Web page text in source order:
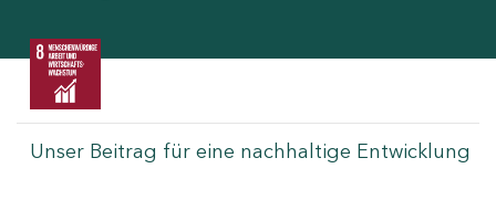
Unser Beitrag für eine nachhaltige Entwicklung